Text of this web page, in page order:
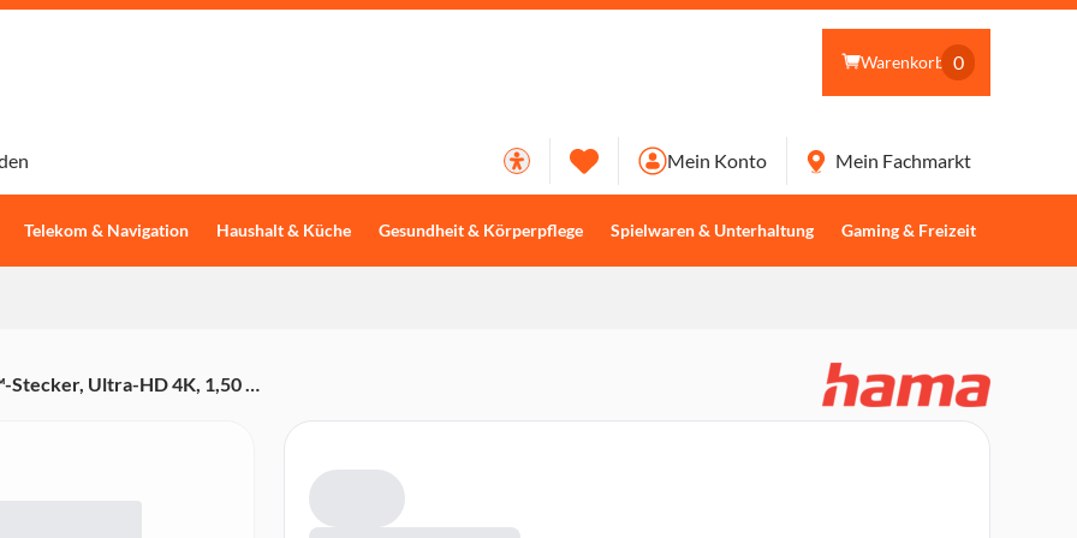
Warenkorb 0
Telekom & Navigation Haushalt & Küche Gesundheit & Körperpflege Spielwaren & Unterhaltung Gaming & Freizeit
Mein Konto Mein Fachmarkt
Ultra-HD 4K, 1,50 m